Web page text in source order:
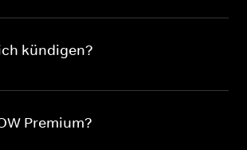
kündigen?
Premium?